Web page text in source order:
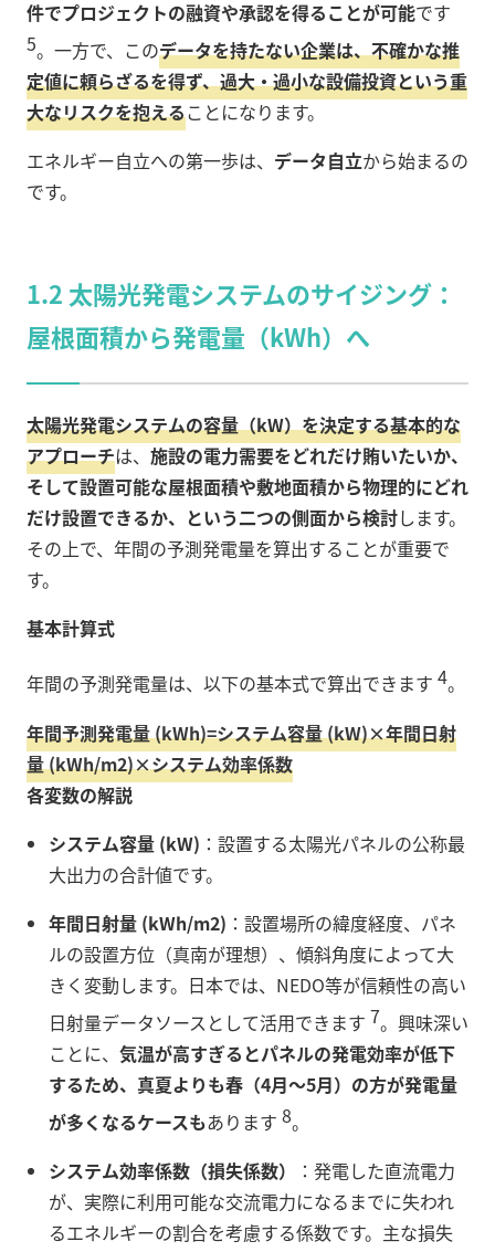
件でプロジェクトの融資や承認を得ることが可能です
5。一方で、このデータを持たない企業は、不確かな推
定値に頼らざるを得ず、過大・過小な設備投資という重
大なリスクを抱えることになります。
エネルギー自立への第一歩は、 データ自立から始まるの
です。
1.2 太陽光発電システムのサイジング：
屋根面積から発電量（kWh）へ
太陽光発電システムの容量（kW）を決定する基本的な
アプローチは、 施設の電力需要をどれだけ賄いたいか、
そして設置可能な屋根面積や敷地面積から物理的にどれ
だけ設置できるか、という二つの側面から検討します。
その上で、年間の予測発電量を算出することが重要で
す。
基本計算式
年間の予測発電量は、以下の基本式で算出できます 4。
年間予測発電量(kWh)=システム容量(kW)×年間日射
量(kWh/m2)×システム効率係数
各変数の解説
システム容量 (kW) ：設置する太陽光パネルの公称最
大出力の合計値です。
年間日射量 (kWh/m2) ：設置場所の緯度経度、パネ
ルの設置方位（真南が理想）、傾斜角度によって大
きく変動します。日本では、NEDO等が信頼性の高い
日射量データソースとして活用できます 7。興味深い
ことに、 気温が高すぎるとパネルの発電効率が低下
するため、真夏よりも春（4月～5月）の方が発電量
が多くなるケースもあります 8。
システム効率係数（損失係数）
：発電した直流電力
が、実際に利用可能な交流電力になるまでに失われ
るエネルギーの割合を考慮する係数です。主な損失